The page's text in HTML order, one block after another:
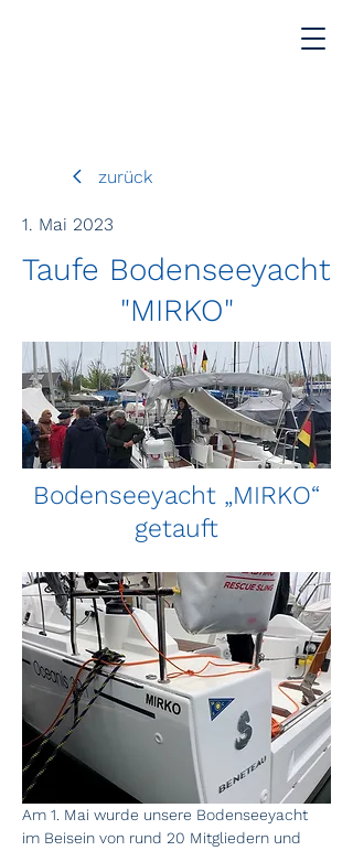
zurück
1. Mai 2023
Taufe Bodenseeyacht
"MIRKO"
Bodenseeyacht „MIRKO“
getauft
Am 1. Mai wurde unsere Bodenseeyacht
im Beisein von rund 20 Mitgliedern und